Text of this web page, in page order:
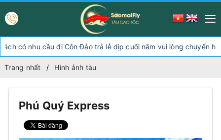
có nhu cầu đi Côn Đảo trả lễ dịp cuối năm vui lòng chuyển
Trang nhất Hình ảnh tàu
Phú Quý Express